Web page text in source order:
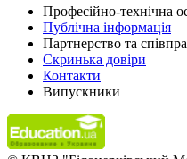
Професійно-технічна
Публічна інформація
Партнерство та
Скринька довіри
Контакти
Випускники